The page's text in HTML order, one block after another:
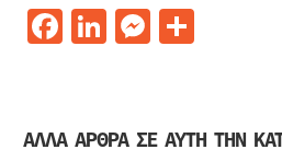
Facebook
LinkedIn
ΑΛΛΑ ΑΡΘΡΑ ΣΕ ΑΥΤΗ ΤΗΝ